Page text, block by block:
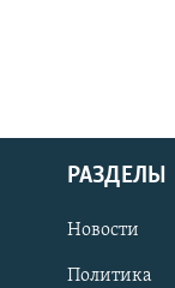
РАЗДЕЛЫ
Новости
Политика